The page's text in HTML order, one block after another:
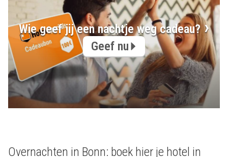
Wie geef jij een nachtje weg cadeau?
Geef nu
Overnachten in Bonn: boek hier je hotel in